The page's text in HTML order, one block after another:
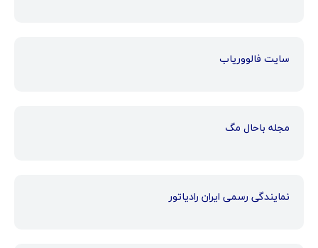
سایت فالووریاب
مجله باحال مگ
نمایندگی رسمی ایران رادیاتور